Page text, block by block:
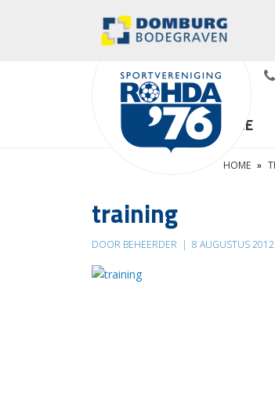
HOME
HOME »
training
DOOR BEHEERDER | 8 AUGUSTUS 2012